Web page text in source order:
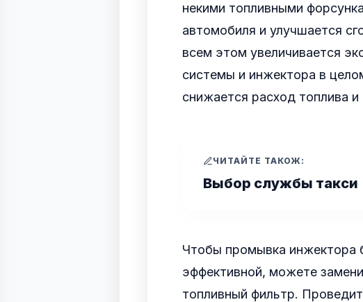
некими топливными
автомобиля и улучшается
всем этом увеличивается
системы и инжектора в
снижается расход топлива и
ЧИТАЙТЕ ТАКОЖ:
Выбор службы такси
Чтобы промывка инжектора
эффективной, можете
топливный фильтр.